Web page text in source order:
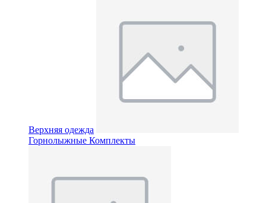
Верхняя одежда
Горнолыжные Комплекты